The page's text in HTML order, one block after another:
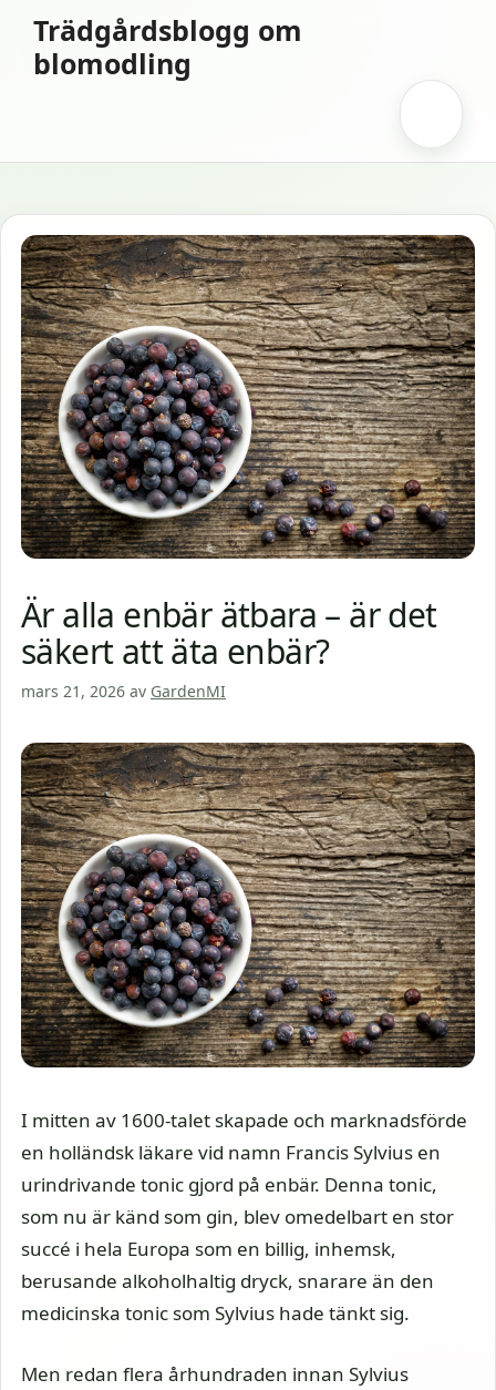
innehåll
Trädgårdsblogg om
blomodling
Är alla enbär ätbara – är det
säkert att äta enbär?
mars 21, 2026 av GardenMI
I mitten av 1600-talet skapade och marknadsförde
en holländsk läkare vid namn Francis Sylvius en
urindrivande tonic gjord på enbär. Denna tonic,
som nu är känd som gin, blev omedelbart en stor
succé i hela Europa som en billig, inhemsk,
berusande alkoholhaltig dryck, snarare än den
medicinska tonic som Sylvius hade tänkt sig.
Men redan flera århundraden innan Sylvius